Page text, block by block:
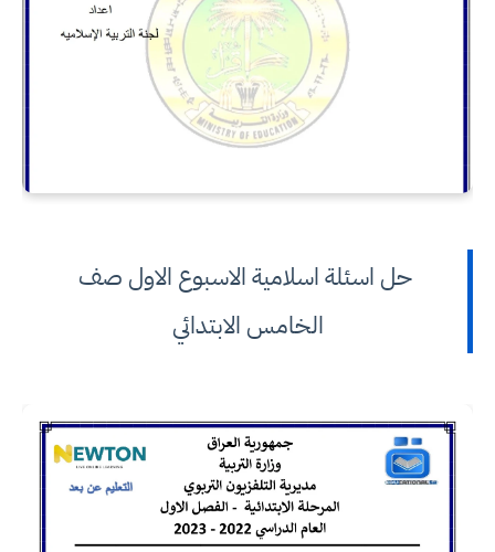
حل اسئلة اسلامية الاسبوع الاول صف
الخامس الابتدائي